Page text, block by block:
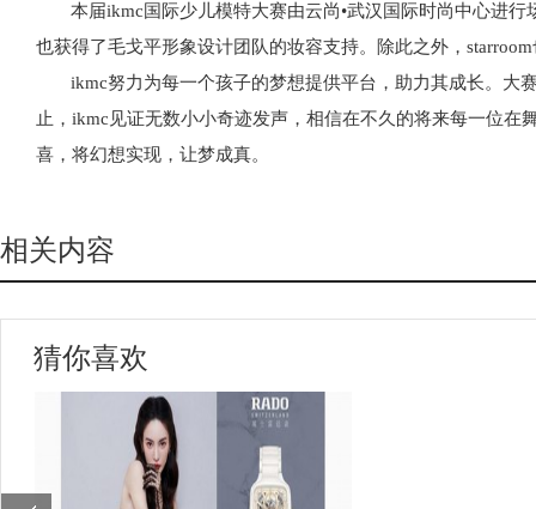
本届ikmc国际少儿模特大赛由云尚•武汉国际时尚中心进
也获得了毛戈平形象设计团队的妆容支持。除此之外，
ikmc努力为每一个孩子的梦想提供平台，助力其成长。大
止，ikmc见证无数小小奇迹发声，相信在不久的将来每一位在
喜，将幻想实现，让梦成真。
相关内容
猜你喜欢